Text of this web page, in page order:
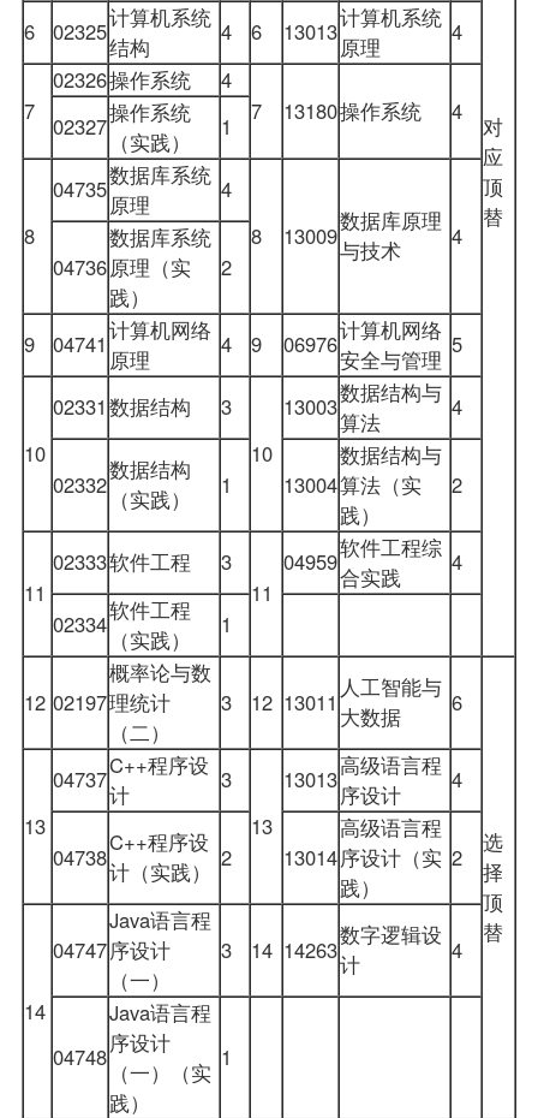
对
应
顶
替
6
02325计算机系统
结构
4 6 13013计算机系统
原理
4
7
02326操作系统
4
7
13180操作系统 4
02327操作系统
（实践）
1
8
04735数据库系统
原理
4
8
13009
数据库原理
与技术
4
04736
数据库系统
原理（实
践）
2
9 04741 计算机网络
原理
4 9 06976计算机网络
安全与管理
5
10
02331 数据结构
3
10
13003数据结构与
算法
4
02332
数据结构
（实践）
1 13004
数据结构与
算法（实
践）
2
11
02333软件工程
3
11
04959软件工程综
合实践
4
02334软件工程
（实践）
1
12 02197
概率论与数
理统计
（二）
3 12 13011
人工智能与
大数据
6
选
择
顶
替
13
04737C++程序设
计
3
13
13013高级语言程
序设计
4
04738
C++程序设
计（实践）
2 13014
高级语言程
序设计（实
践）
2
14
04747
Java语言程
序设计
（一）
3 14 14263
数字逻辑设
计
4
04748
Java语言程
序设计
（一）（实
践）
1